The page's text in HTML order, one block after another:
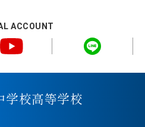
ACCOUNT
学校高等学校